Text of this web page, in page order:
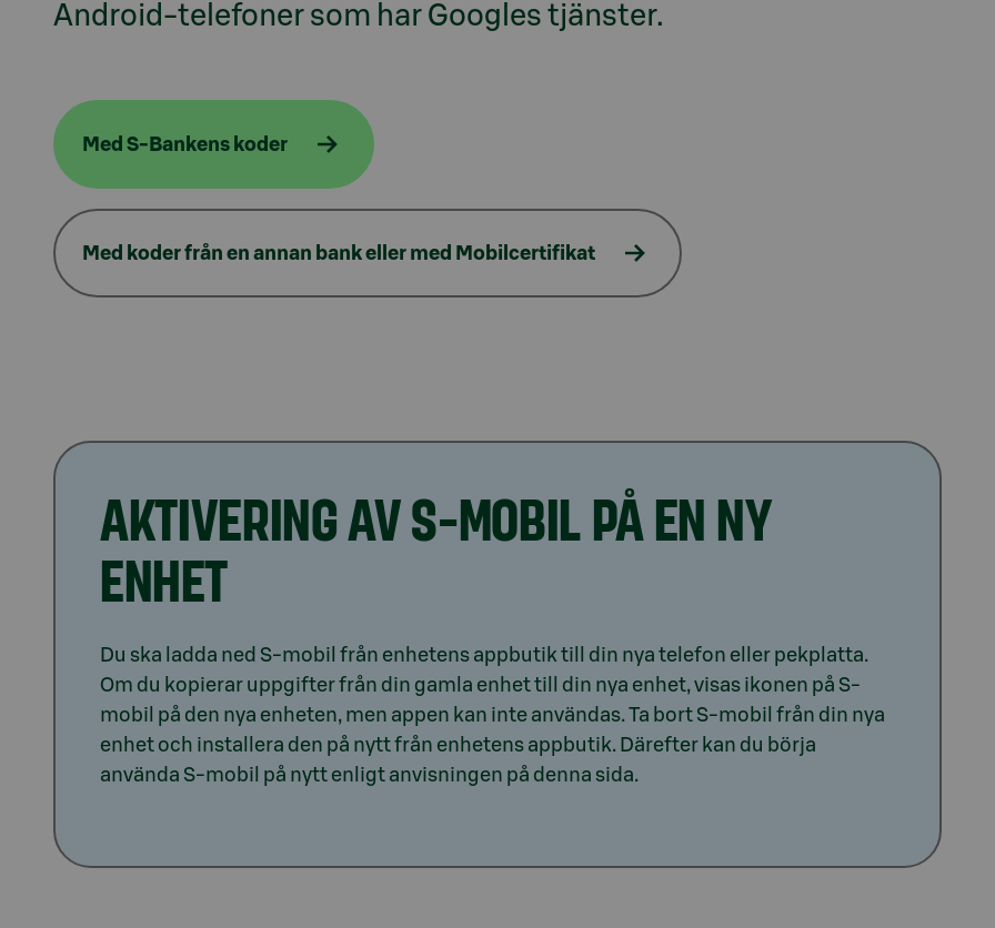
Android-telefoner som har Googles tjänster.
Med S-Bankens koder
Med koder från en annan bank eller med Mobilcertifikat
AKTIVERING AV S-MOBIL PÅ EN NY
ENHET
Du ska ladda ned S-mobil från enhetens appbutik till din nya telefon eller pekplatta.
Om du kopierar uppgifter från din gamla enhet till din nya enhet, visas ikonen på S-
mobil på den nya enheten, men appen kan inte användas. Ta bort S-mobil från din nya
enhet och installera den på nytt från enhetens appbutik. Därefter kan du börja
använda S-mobil på nytt enligt anvisningen på denna sida.